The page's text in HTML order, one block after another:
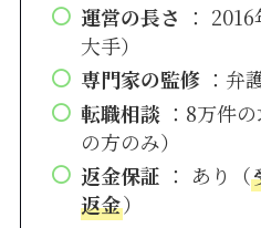
運営の長さ ：
大手）
専門家の監修：弁
転職相談 ：8万件
の方のみ）
返金保証 ： あり（
返金）